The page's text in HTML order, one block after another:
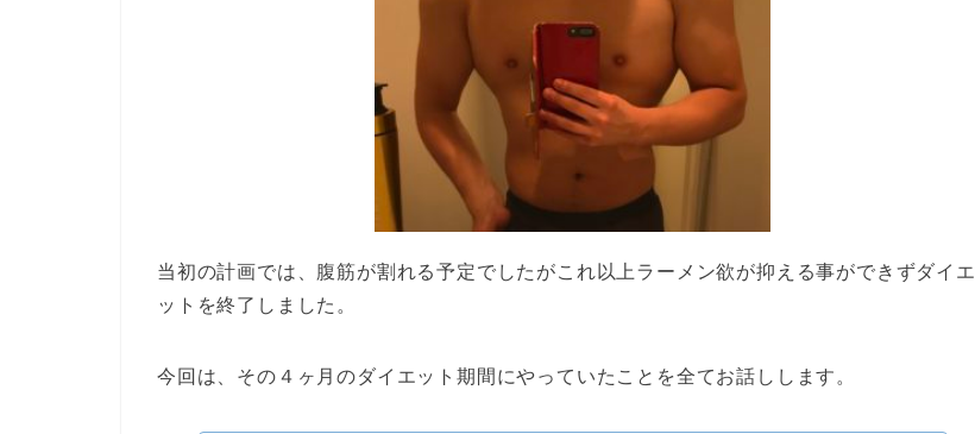
当初の計画では、腹筋が割れる予定でしたがこれ以上ラーメン欲が抑える事ができずダイエ
ットを終了しました。
今回は、その４ヶ月のダイエット期間にやっていたことを全てお話しします。